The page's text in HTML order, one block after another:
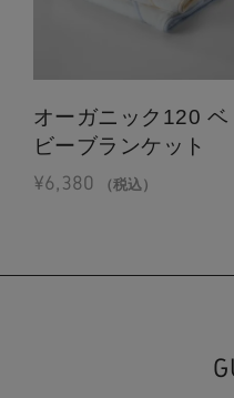
オーガニック120 ベ
ビーブランケット
¥6,380 （税込）